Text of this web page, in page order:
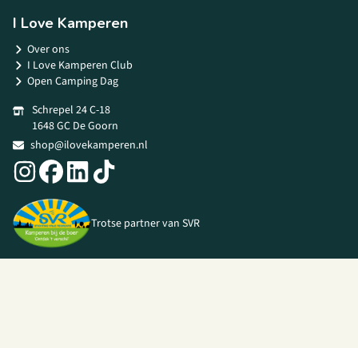
I Love Kamperen
Over ons
I Love Kamperen Club
Open Camping Dag
Schrepel 24 C-18
1648 GC De Goorn
shop@ilovekamperen.nl
Trotse partner van SVR